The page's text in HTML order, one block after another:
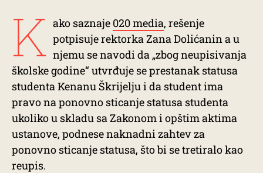
K ako saznaje 020 media, rešenje
potpisuje rektorka Zana Dolićanin a u
njemu se navodi da „zbog neupisivanja
školske godine“ utvrđuje se prestanak statusa
studenta Kenanu Škrijelju i da student ima
pravo na ponovno sticanje statusa studenta
ukoliko u skladu sa Zakonom i opštim aktima
ustanove, podnese naknadni zahtev za
ponovno sticanje statusa, što bi se tretiralo kao
reupis.